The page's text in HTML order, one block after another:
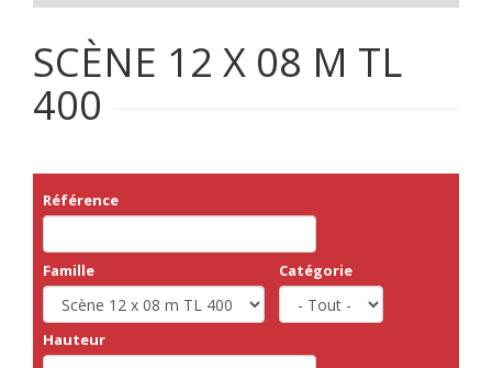
SCÈNE 12 X 08 M TL
400
Référence
Famille Catégorie
Hauteur